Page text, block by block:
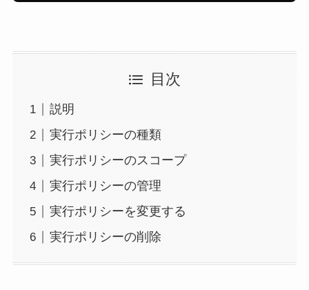
目次
説明
実行ポリシーの種類
実行ポリシーのスコープ
実行ポリシーの管理
実行ポリシーを変更する
実行ポリシーの削除